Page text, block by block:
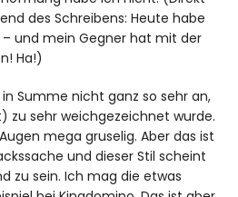
des Schreibens: Heute habe
und mein Gegner hat mit der
Ha!)
Summe nicht ganz so sehr an,
zu sehr weichgezeichnet wurde.
mega gruselig. Aber das ist
und dieser Stil scheint
zu sein. Ich mag die etwas